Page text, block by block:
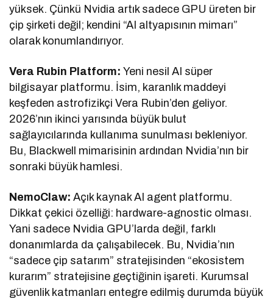
yüksek. Çünkü Nvidia artık sadece GPU üreten bir
çip şirketi değil; kendini “AI altyapısının mimarı”
olarak konumlandırıyor.
Vera Rubin Platform:Yeni nesil AI süper
bilgisayar platformu. İsim, karanlık maddeyi
keşfeden astrofizikçi Vera Rubin’den geliyor.
2026’nın ikinci yarısında büyük bulut
sağlayıcılarında kullanıma sunulması bekleniyor.
Bu, Blackwell mimarisinin ardından Nvidia’nın bir
sonraki büyük hamlesi.
NemoClaw:Açık kaynak AI agent platformu.
Dikkat çekici özelliği: hardware-agnostic olması.
Yani sadece Nvidia GPU’larda değil, farklı
donanımlarda da çalışabilecek. Bu, Nvidia’nın
“sadece çip satarım” stratejisinden “ekosistem
kurarım” stratejisine geçtiğinin işareti. Kurumsal
güvenlik katmanları entegre edilmiş durumda büyük